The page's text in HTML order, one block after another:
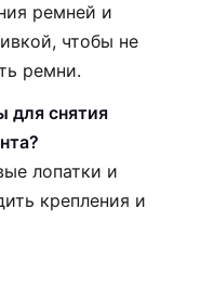
ремней и
чтобы не
ремни.
для снятия
лопатки и
крепления и